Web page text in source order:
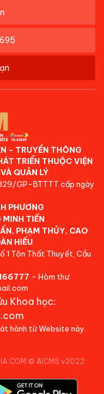
- TRUYỀN THÔNG
TRIỂN THUỘC VIỆN
QUẢN LÝ
GP-BTTTT cấp ngày
PHƯƠNG
MINH TIẾN
PHẠM THỦY, CAO
HIẾU
1 Tôn Thất Thuyết, Cầu
- Hòm thư:
Khoa học:
hành từ Website này.
© AICMS v2022